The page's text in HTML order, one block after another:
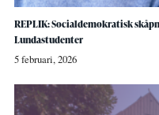
REPLIK: Socialdemokratisk
Lundastudenter
5 februari, 2026